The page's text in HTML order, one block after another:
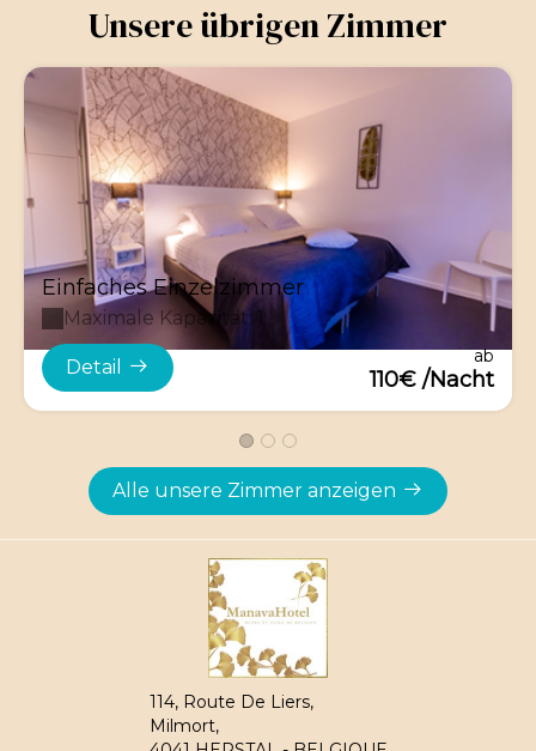
Unsere übrigen Zimmer
Einfaches Einzelzimmer
Maximale Kapazität: 1
Detail
ab
110€ /Nacht
Alle unsere Zimmer anzeigen
114, Route De Liers,
Milmort,